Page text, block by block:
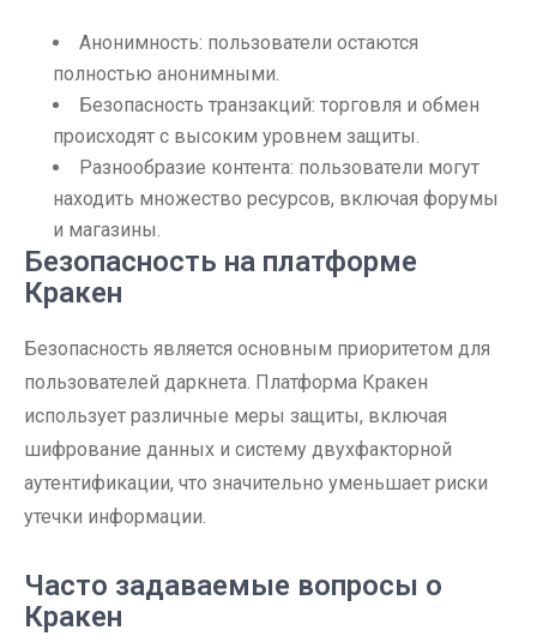
Анонимность: пользователи остаются
полностью анонимными.
Безопасность транзакций: торговля и обмен
происходят с высоким уровнем защиты.
Разнообразие контента: пользователи могут
находить множество ресурсов, включая форумы
и магазины.
Безопасность на платформе
Кракен
Безопасность является основным приоритетом для
пользователей даркнета. Платформа Кракен
использует различные меры защиты, включая
шифрование данных и систему двухфакторной
аутентификации, что значительно уменьшает риски
утечки информации.
Часто задаваемые вопросы о
Кракен